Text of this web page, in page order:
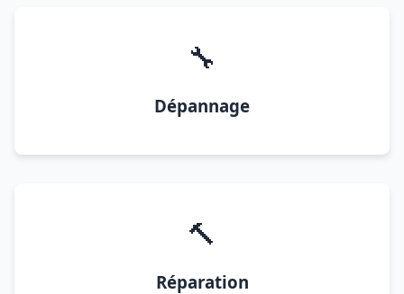
🔧
Dépannage
🔨
Réparation